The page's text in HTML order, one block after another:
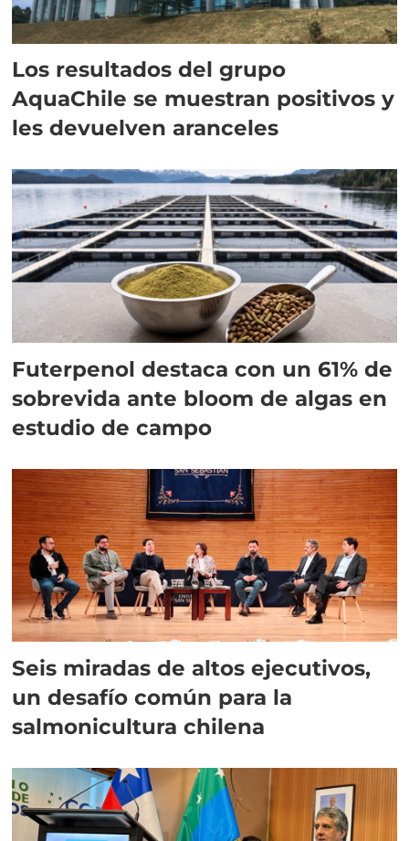
Los resultados del grupo
AquaChile se muestran positivos y
les devuelven aranceles
Futerpenol destaca con un 61% de
sobrevida ante bloom de algas en
estudio de campo
Seis miradas de altos ejecutivos,
un desafío común para la
salmonicultura chilena